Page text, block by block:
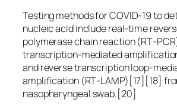
Testing methods for COVID-19 to
nucleic acid include real-time
polymerase chain reaction
transcription-mediated
and reverse transcription loop-
amplification (RT‑LAMP)[17][18]
nasopharyngeal swab.[20]